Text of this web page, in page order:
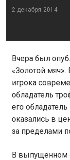
2 декабря 2014
Вчера был
«Золотой
игрока
обладатель
его
оказались в
за пределами
В выпущенном